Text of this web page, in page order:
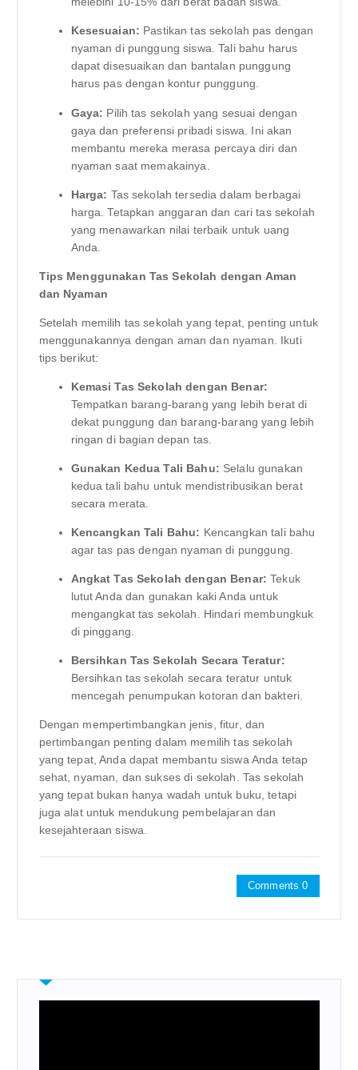
Kesesuaian: Pastikan tas sekolah pas dengan
nyaman di punggung siswa. Tali bahu harus
dapat disesuaikan dan bantalan punggung
harus pas dengan kontur punggung.
Gaya: Pilih tas sekolah yang sesuai dengan
gaya dan preferensi pribadi siswa. Ini akan
membantu mereka merasa percaya diri dan
nyaman saat memakainya.
Harga: Tas sekolah tersedia dalam berbagai
harga. Tetapkan anggaran dan cari tas sekolah
yang menawarkan nilai terbaik untuk uang
Anda.
Tips Menggunakan Tas Sekolah dengan Aman
dan Nyaman
Setelah memilih tas sekolah yang tepat, penting untuk
menggunakannya dengan aman dan nyaman. Ikuti
tips berikut:
Kemasi Tas Sekolah dengan Benar:
Tempatkan barang-barang yang lebih berat di
dekat punggung dan barang-barang yang lebih
ringan di bagian depan tas.
Gunakan Kedua Tali Bahu: Selalu gunakan
kedua tali bahu untuk mendistribusikan berat
secara merata.
Kencangkan Tali Bahu: Kencangkan tali bahu
agar tas pas dengan nyaman di punggung.
Angkat Tas Sekolah dengan Benar: Tekuk
lutut Anda dan gunakan kaki Anda untuk
mengangkat tas sekolah. Hindari membungkuk
di pinggang.
Bersihkan Tas Sekolah Secara Teratur:
Bersihkan tas sekolah secara teratur untuk
mencegah penumpukan kotoran dan bakteri.
Dengan mempertimbangkan jenis, fitur, dan
pertimbangan penting dalam memilih tas sekolah
yang tepat, Anda dapat membantu siswa Anda tetap
sehat, nyaman, dan sukses di sekolah. Tas sekolah
yang tepat bukan hanya wadah untuk buku, tetapi
juga alat untuk mendukung pembelajaran dan
kesejahteraan siswa.
Comments 0